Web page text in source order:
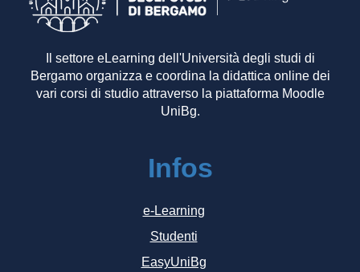
Il settore eLearning dell'Università degli studi di
Bergamo organizza e coordina la didattica online dei
vari corsi di studio attraverso la piattaforma Moodle
UniBg.
Infos
e-Learning
Studenti
EasyUniBg